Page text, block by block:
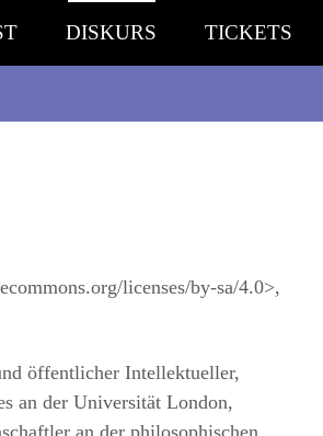
DISKURS TICKETS
öffentlicher Intellektueller,
an der Universität London,
an der philosophischen